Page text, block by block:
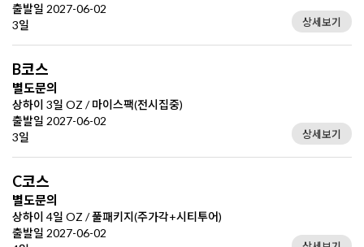
출발일 2027-06-02
3일
상세보기
B코스
별도문의
상하이 3일 OZ / 마이스팩(전시집중)
출발일 2027-06-02
3일
상세보기
C코스
별도문의
상하이 4일 OZ / 풀패키지(주가각+시티투어)
출발일 2027-06-02